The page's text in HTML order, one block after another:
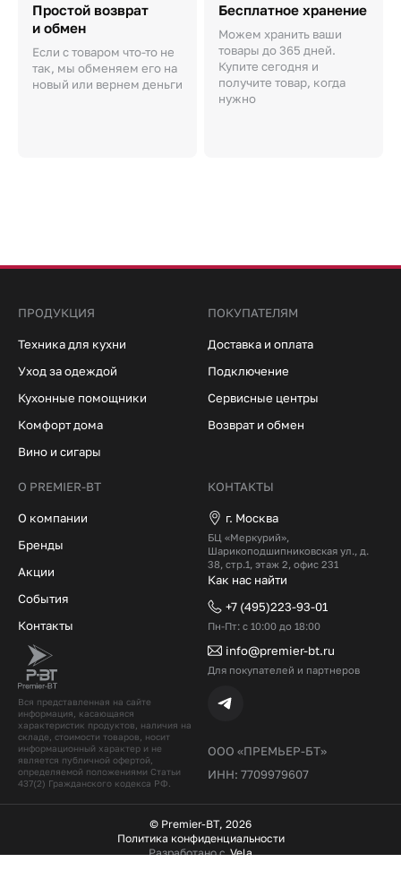
Простой возврат
и обмен
Если с товаром что-то не
так, мы обменяем его на
новый или вернем деньги
Бесплатное хранение
Можем хранить ваши
товары до 365 дней.
Купите сегодня и
получите товар, когда
нужно
Вся представленная на сайте
информация, касающаяся
характеристик продуктов, наличия на
складе, стоимости товаров, носит
информационный характер и не
является публичной офертой,
определяемой положениями Статьи
437(2) Гражданского кодекcа РФ.
ООО «ПРЕМЬЕР-БТ»
ИНН: 7709979607
ПРОДУКЦИЯ
Техника для кухни
Уход за одеждой
Кухонные помощники
Комфорт дома
Вино и сигары
ПОКУПАТЕЛЯМ
Доставка и оплата
Подключение
Сервисные центры
Возврат и обмен
О PREMIER-BT
О компании
Бренды
Акции
События
Контакты
КОНТАКТЫ
г. Москва
БЦ «Меркурий»,
Шарикоподшипниковская ул., д.
38, стр.1, этаж 2, офис 231
Как нас найти
+7 (495)223-93-01
Пн-Пт: с 10:00 до 18:00
info@premier-bt.ru
Для покупателей и партнеров
© Premier-BT, 2026
Политика конфиденциальности
Разработано с Vela